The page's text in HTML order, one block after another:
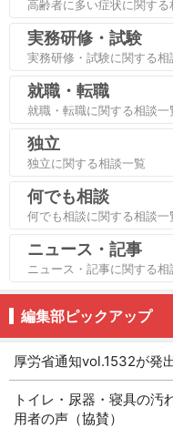
高齢者に多い症状に関する
実務研修・試験
実務研修・試験に関する相
就職・転職
就職・転職に関する相談一
独立
独立に関する相談一覧
何でも相談
何でも相談に関する相談一
ニュース・記事
ニュース・記事に関する相
編集部ピックアップ
厚労省通知vol.1532が発
トイレ・尿器・寝具の汚
用者の声（協賛）